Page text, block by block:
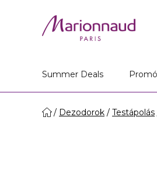
Summer Deals
Dezodorok Testápolás